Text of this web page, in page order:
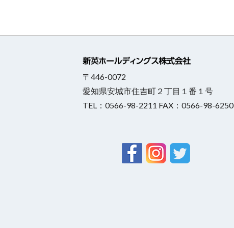
〒446-0072
愛知県安城市住吉町２丁目１番１号
TEL：0566-98-2211 FAX：0566-98-6250